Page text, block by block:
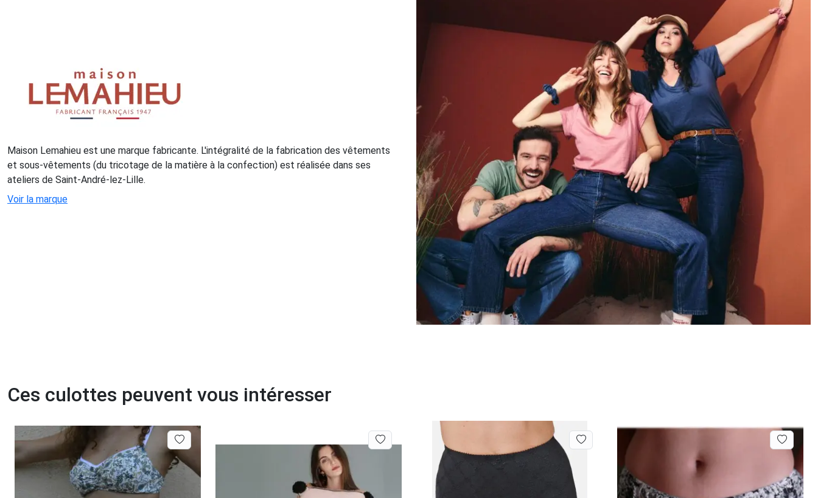
Maison Lemahieu est une marque fabricante. L'intégralité de la fabrication des vêtements
et sous-vêtements (du tricotage de la matière à la confection) est réalisée dans ses
ateliers de Saint-André-lez-Lille.
Voir la marque
Ces culottes peuvent vous intéresser